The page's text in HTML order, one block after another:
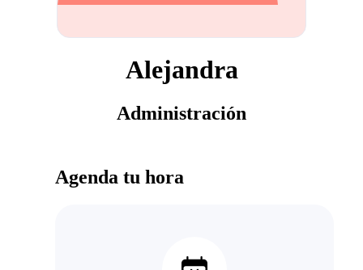
Alejandra
Administración
Agenda tu hora